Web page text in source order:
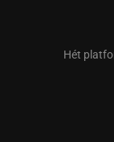
Hét